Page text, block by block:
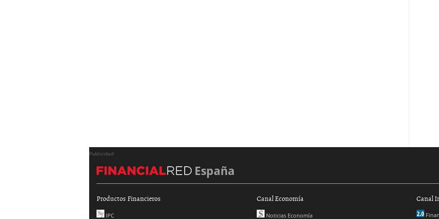
Publicidad
España
Productos Financieros
IPC
Canal Economía
Noticias Economía
Canal